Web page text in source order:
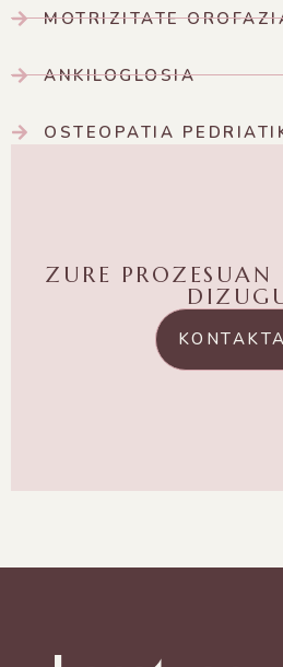
MOTRIZITATE
ANKILOGLOSIA
OSTEOPATIA
ZURE